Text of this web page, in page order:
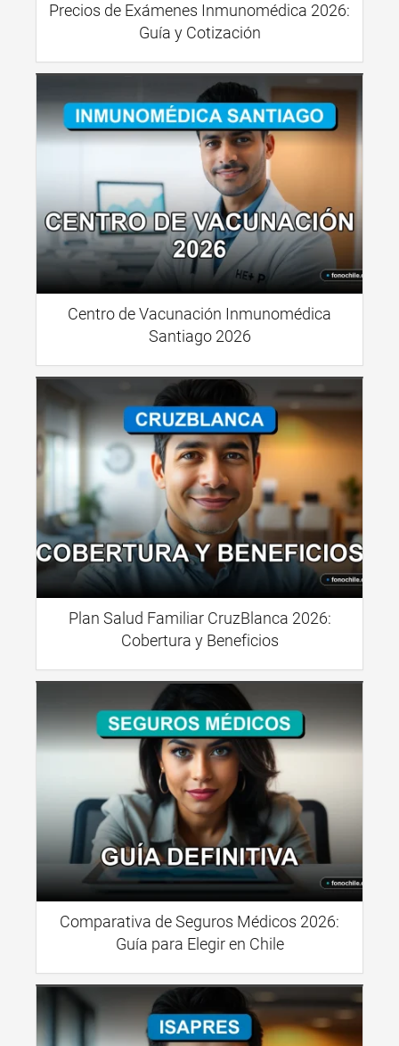
Precios de Exámenes Inmunomédica 2026:
Guía y Cotización
Centro de Vacunación Inmunomédica
Santiago 2026
Plan Salud Familiar CruzBlanca 2026:
Cobertura y Beneficios
Comparativa de Seguros Médicos 2026:
Guía para Elegir en Chile